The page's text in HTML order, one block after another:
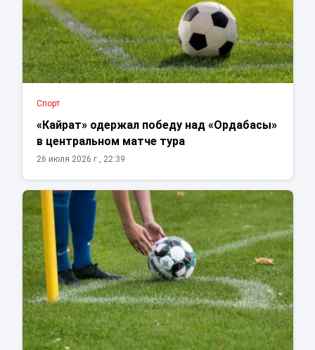
Спорт
«Кайрат» одержал победу над «Ордабасы»
в центральном матче тура
26 июля 2026 г., 22:39